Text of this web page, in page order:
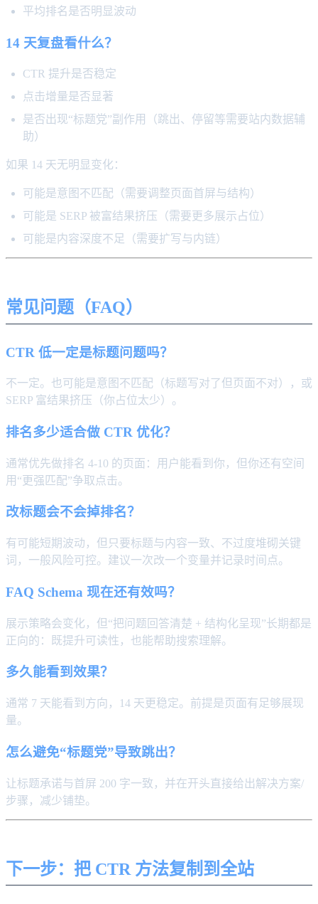
平均排名是否明显波动
14 天复盘看什么？
CTR 提升是否稳定
点击增量是否显著
是否出现“标题党”副作用（跳出、停留等需要站内数据辅
助）
如果 14 天无明显变化：
可能是意图不匹配（需要调整页面首屏与结构）
可能是 SERP 被富结果挤压（需要更多展示占位）
可能是内容深度不足（需要扩写与内链）
常见问题（FAQ）
CTR 低一定是标题问题吗？
不一定。也可能是意图不匹配（标题写对了但页面不对），或
SERP 富结果挤压（你占位太少）。
排名多少适合做 CTR 优化？
通常优先做排名 4-10 的页面：用户能看到你，但你还有空间
用“更强匹配”争取点击。
改标题会不会掉排名？
有可能短期波动，但只要标题与内容一致、不过度堆砌关键
词，一般风险可控。建议一次改一个变量并记录时间点。
FAQ Schema 现在还有效吗？
展示策略会变化，但“把问题回答清楚 + 结构化呈现”长期都是
正向的：既提升可读性，也能帮助搜索理解。
多久能看到效果？
通常 7 天能看到方向，14 天更稳定。前提是页面有足够展现
量。
怎么避免“标题党”导致跳出？
让标题承诺与首屏 200 字一致，并在开头直接给出解决方案/
步骤，减少铺垫。
下一步：把 CTR 方法复制到全站